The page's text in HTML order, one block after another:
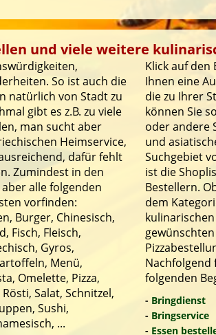
und viele weitere
So ist auch die
natürlich von Stadt zu
gibt es z.B. zu viele
man sucht aber
Heimservice,
dafür fehlt
Zumindest in den
alle folgenden
vorfinden:
Burger, Chinesisch,
Fisch, Fleisch,
Gyros,
Menü,
Omelette, Pizza,
Salat, Schnitzel,
Sushi,
...
Klick auf
Ihnen eine
die zu Ihrer
können Sie
oder andere
und
Suchgebiet
ist die
Bestellern.
dem
Nachfolgend
folgenden
- Bringdienst
- Bringservice
- Essen